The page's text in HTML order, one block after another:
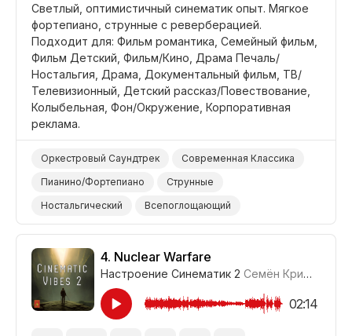
Светлый, оптимистичный синематик опыт. Мягкое
фортепиано, струнные с реверберацией.
Подходит для: Фильм романтика, Семейный фильм,
Фильм Детский, Фильм/Кино, Драма Печаль/
Ностальгия, Драма, Документальный фильм, ТВ/
Телевизионный, Детский рассказ/Повествование,
Колыбельная, Фон/Окружение, Корпоративная
реклама.
Оркестровый Саундтрек
Современная Классика
Пианино/Фортепиано
Струнные
Ностальгический
Всепоглощающий
Определенный
Меланхоличный
Вдохновляющий
Волшебный
Фильм Семейный
Фильм/Кино
Драма Печаль/Ностальгия
Драма
Документальный Фильм
4. Nuclear Warfare
Настроение Синематик 2 Семён Кривенко-Адамов
02:14